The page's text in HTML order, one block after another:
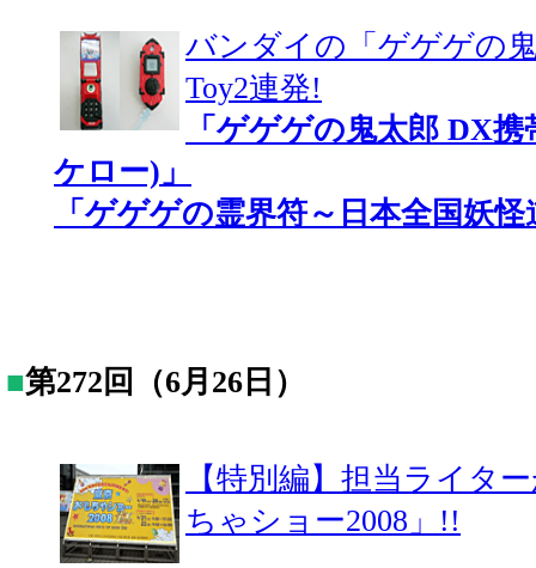
バンダイの「ゲゲゲの
Toy2連発!
「ゲゲゲの鬼太郎 DX
ケロー)」
「ゲゲゲの霊界符～日本全国妖怪
■第272回（6月26日）
【特別編】担当ライタ
ちゃショー2008」!!